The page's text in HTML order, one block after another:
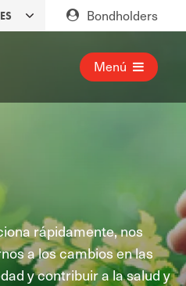
Bondholders
Menú
rápidamente, nos
a los cambios en las
y contribuir a la salud y